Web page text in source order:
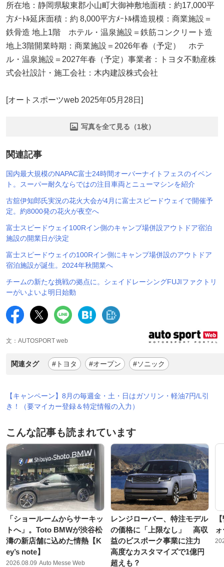
所在地：静岡県駿東郡小山町大御神敷地面積：約17,000平
方ﾒｰﾄﾙ延床面積：約 8,000平方ﾒｰﾄﾙ構造規模：商業施設＝
鉄骨造 地上1階 ホテル・温泉施設＝鉄筋コンクリート造
地上3階開業時期：商業施設＝2026年春（予定） ホテ
ル・温泉施設＝2027年春（予定）事業者：トヨタ不動産株
式会社設計・施工会社：木内建設株式会社
[オートスポーツweb 2025年05月28日]
写真を全て見る（1枚）
関連記事
国内最大規模のNAPAC富士24時間オーバーナイトフェスのイベン
ト。スーパー耐久ならではの注目車両とニューマシンを紹介
古舘伊知郎氏実況の花火大会が4月に富士スピードウェイで開催予
定。約8000発の花火が夜空へ
富士スピードウェイ100Rイン側のキャンプ場併設アウトドア宿泊
施設の開業日が決定
富士スピードウェイの100Rイン側にキャンプ場併設のアウトドア
宿泊施設が誕生。2024年秋開業へ
チームの新たな挑戦の拠点に。シェイドレーシングFUJIファクトリ
ーがいよいよ明日始動
文：AUTOSPORT web
関連タグ #トヨタ #オープン #ソニック
【キャンペーン】8月の毎週金・土・日はガソリン・軽油7円/L引
き！（要マイカー登録＆特定情報の入力）
こんな記事も読まれています
「ショールームからサーキッ
トへ」。Toto BMWが渋谷松
濤の新店舗に込めた情熱【K
ey’s note】
2026.08.09 Auto Messe Web
レンジローバー、特注モデル
の価格に「上限なし」 高収
益のビスポーク事業に注力
高度なカスタマイズで1億円
超えも？